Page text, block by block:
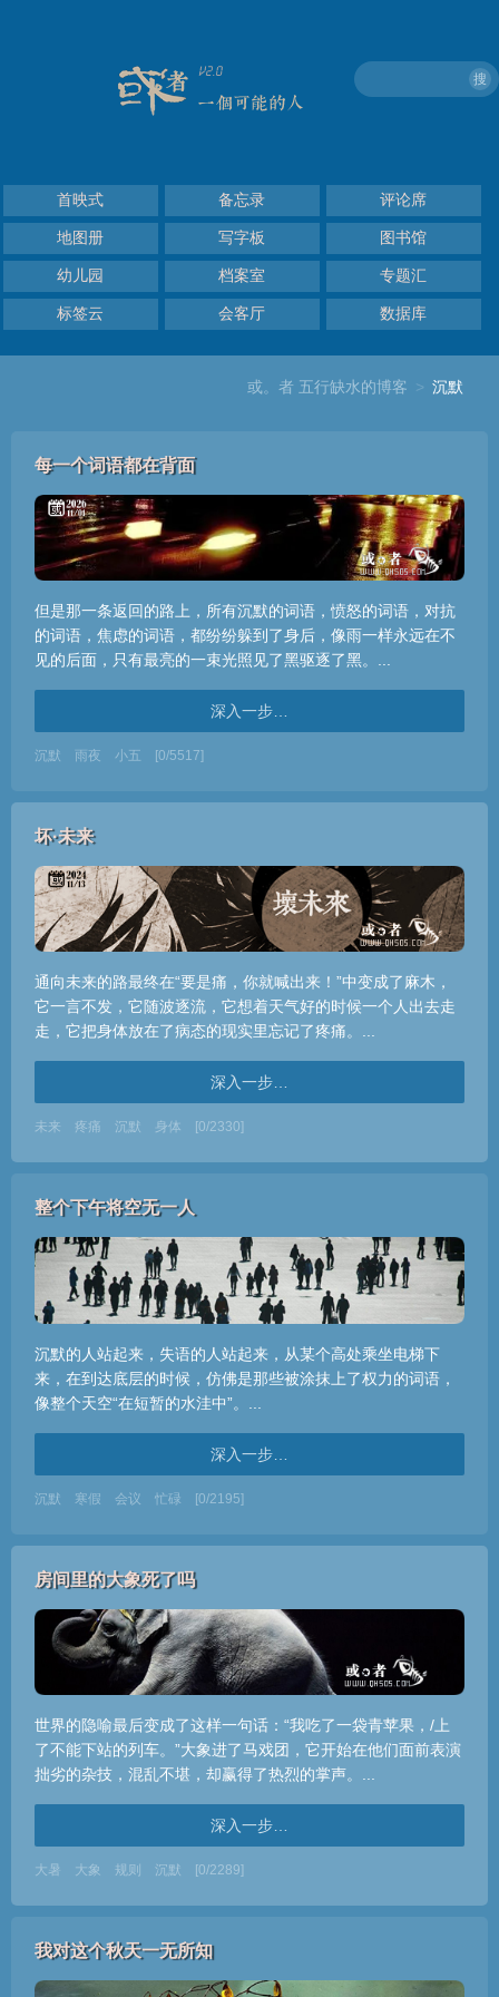
搜
首映式 备忘录 评论席
地图册 写字板 图书馆
幼儿园 档案室 专题汇
标签云 会客厅 数据库
或。者 五行缺水的博客 > 沉默
每一个词语都在背面
但是那一条返回的路上，所有沉默的词语，愤怒的词语，对抗
的词语，焦虑的词语，都纷纷躲到了身后，像雨一样永远在不
见的后面，只有最亮的一束光照见了黑驱逐了黑。...
深入一步…
沉默 雨夜 小五 [0/5517]
坏·未来
通向未来的路最终在“要是痛，你就喊出来！”中变成了麻木，
它一言不发，它随波逐流，它想着天气好的时候一个人出去走
走，它把身体放在了病态的现实里忘记了疼痛。...
深入一步…
未来 疼痛 沉默 身体 [0/2330]
整个下午将空无一人
沉默的人站起来，失语的人站起来，从某个高处乘坐电梯下
来，在到达底层的时候，仿佛是那些被涂抹上了权力的词语，
像整个天空“在短暂的水洼中”。...
深入一步…
沉默 寒假 会议 忙碌 [0/2195]
房间里的大象死了吗
世界的隐喻最后变成了这样一句话：“我吃了一袋青苹果，/上
了不能下站的列车。”大象进了马戏团，它开始在他们面前表演
拙劣的杂技，混乱不堪，却赢得了热烈的掌声。...
深入一步…
大暑 大象 规则 沉默 [0/2289]
我对这个秋天一无所知